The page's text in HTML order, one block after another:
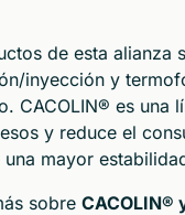
de esta alianza
inyección y
CACOLIN® es una
y reduce el
mayor
sobre CACOLIN®